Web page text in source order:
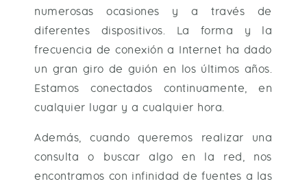
numerosas ocasiones y a través de
diferentes dispositivos. La forma y la
frecuencia de conexión a Internet ha dado
un gran giro de guión en los últimos años.
Estamos conectados continuamente, en
cualquier lugar y a cualquier hora.
Además, cuando queremos realizar una
consulta o buscar algo en la red, nos
encontramos con infinidad de fuentes a las